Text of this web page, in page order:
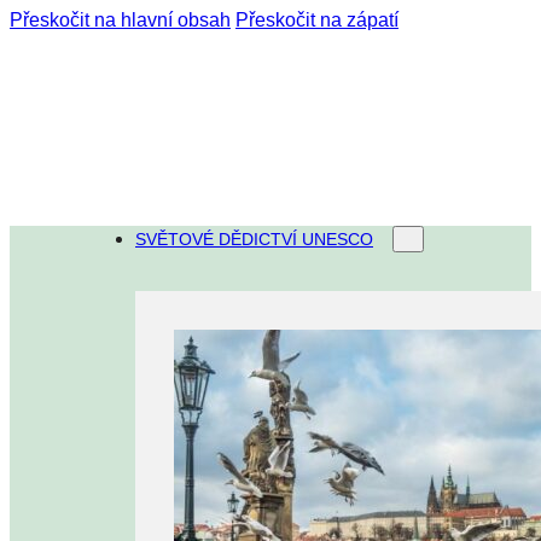
Přeskočit na hlavní obsah Přeskočit na zápatí
SVĚTOVÉ DĚDICTVÍ UNESCO